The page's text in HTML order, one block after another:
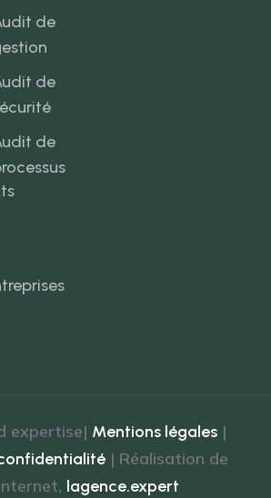
de
de
de
expertise| Mentions légales |
| Réalisation de
lagence.expert